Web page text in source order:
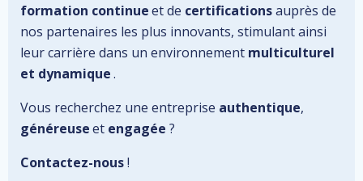
formation continueet de certificationsauprès de
nos partenaires les plus innovants, stimulant ainsi
leur carrière dans un environnement multiculturel
et dynamique.
Vous recherchez une entreprise authentique,
généreuseet engagée ?
Contactez-nous!